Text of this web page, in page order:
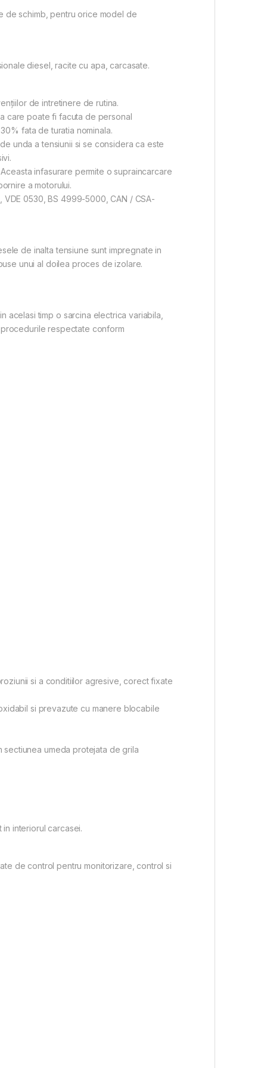
de schimb, pentru orice model de
diesel, racite cu apa, carcasate.
de intretinere de rutina.
care poate fi facuta de personal
fata de turatia nominala.
unda a tensiunii si se considera ca este
infasurare permite o supraincarcare
a motorului.
VDE 0530, BS 4999-5000, CAN / CSA-
de inalta tensiune sunt impregnate in
unui al doilea proces de izolare.
acelasi timp o sarcina electrica variabila,
respectate conform
si a conditiilor agresive, corect fixate
si prevazute cu manere blocabile
sectiunea umeda protejata de grila
interiorul carcasei.
de control pentru monitorizare, control si